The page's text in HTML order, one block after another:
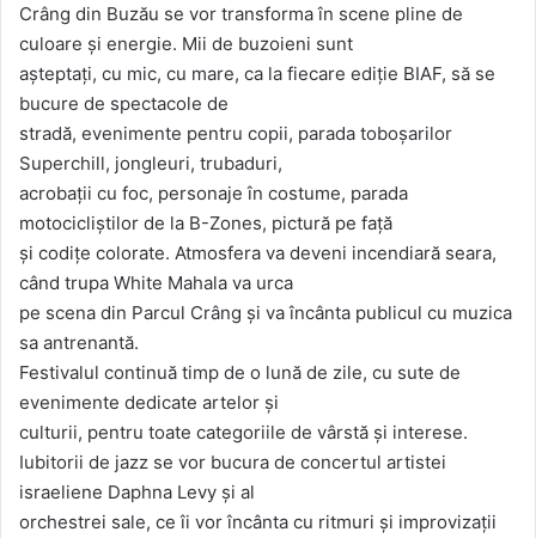
Crâng din Buzău se vor transforma în scene pline de
culoare și energie. Mii de buzoieni sunt
așteptați, cu mic, cu mare, ca la fiecare ediție BIAF, să se
bucure de spectacole de
stradă, evenimente pentru copii, parada toboșarilor
Superchill, jongleuri, trubaduri,
acrobații cu foc, personaje în costume, parada
motocicliștilor de la B-Zones, pictură pe față
și codițe colorate. Atmosfera va deveni incendiară seara,
când trupa White Mahala va urca
pe scena din Parcul Crâng și va încânta publicul cu muzica
sa antrenantă.
Festivalul continuă timp de o lună de zile, cu sute de
evenimente dedicate artelor și
culturii, pentru toate categoriile de vârstă și interese.
Iubitorii de jazz se vor bucura de concertul artistei
israeliene Daphna Levy și al
orchestrei sale, ce îi vor încânta cu ritmuri și improvizații